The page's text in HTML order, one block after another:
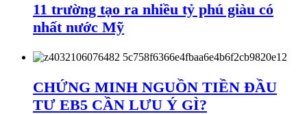
11 trường tạo ra nhiều tỷ phú giàu có
nhất nước Mỹ
CHỨNG MINH NGUỒN TIỀN ĐẦU
TƯ EB5 CẦN LƯU Ý GÌ?